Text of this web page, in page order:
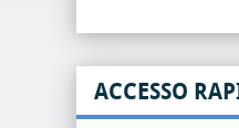
ACCESSO